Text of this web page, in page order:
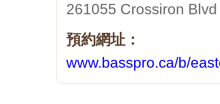
261055 Crossiron
預約網址：
www.basspro.ca/b/